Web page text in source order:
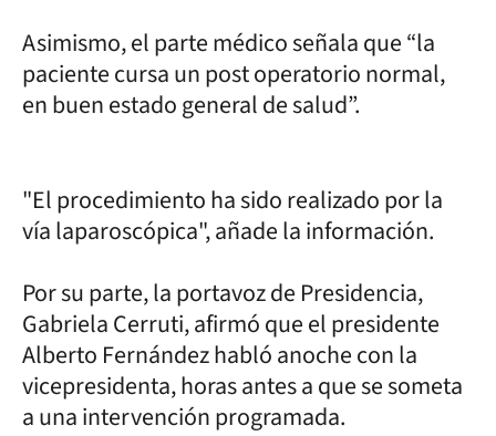
Asimismo, el parte médico señala que “la
paciente cursa un post operatorio normal,
en buen estado general de salud”.
"El procedimiento ha sido realizado por la
vía laparoscópica", añade la información.
Por su parte, la portavoz de Presidencia,
Gabriela Cerruti, afirmó que el presidente
Alberto Fernández habló anoche con la
vicepresidenta, horas antes a que se someta
a una intervención programada.